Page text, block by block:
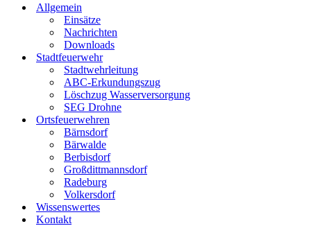
Allgemein
Einsätze
Nachrichten
Downloads
Stadtfeuerwehr
Stadtwehrleitung
ABC-Erkundungszug
Löschzug Wasserversorgung
SEG Drohne
Ortsfeuerwehren
Bärnsdorf
Bärwalde
Berbisdorf
Großdittmannsdorf
Radeburg
Volkersdorf
Wissenswertes
Kontakt